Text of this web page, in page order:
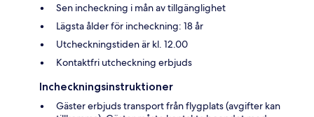
Sen incheckning i mån av tillgänglighet
Lägsta ålder för incheckning: 18 år
Utcheckningstiden är kl. 12.00
Kontaktfri utcheckning erbjuds
Incheckningsinstruktioner
Gäster erbjuds transport från flygplats (avgifter kan